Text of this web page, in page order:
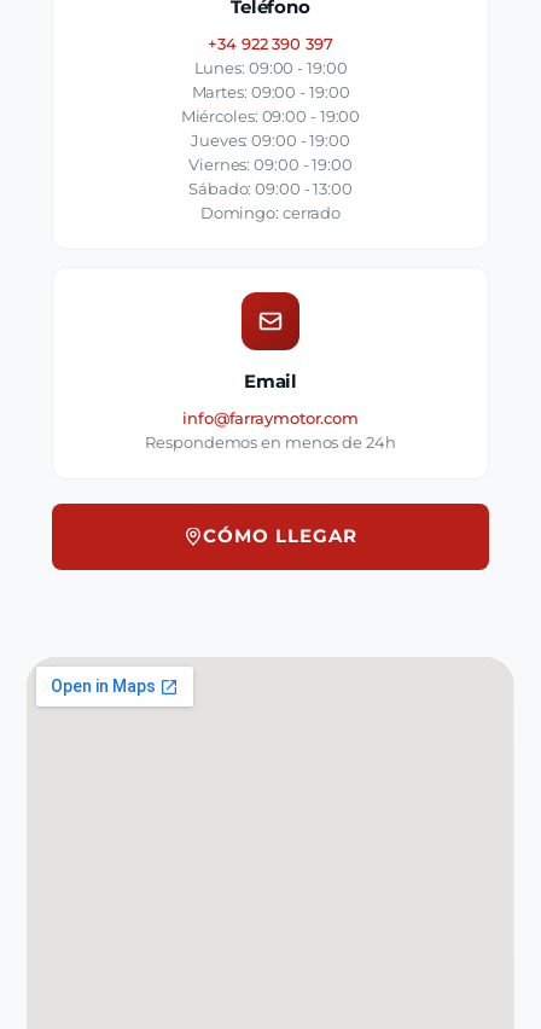
Teléfono
+34 922 390 397
Lunes: 09:00 - 19:00
Martes: 09:00 - 19:00
Miércoles: 09:00 - 19:00
Jueves: 09:00 - 19:00
Viernes: 09:00 - 19:00
Sábado: 09:00 - 13:00
Domingo: cerrado
Email
info@farraymotor.com
Respondemos en menos de 24h
CÓMO LLEGAR